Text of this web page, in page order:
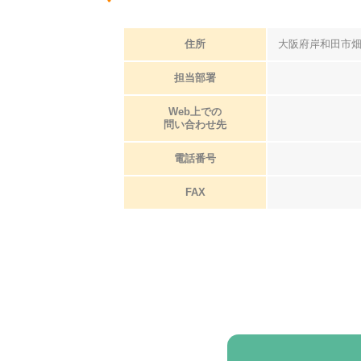
住所 大阪府岸和田市
担当部署
Web上での
問い合わせ先
電話番号
FAX